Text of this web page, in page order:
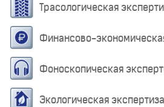
Трасологическая
Финансово-
Фоноскопическая
Экологическая экспертиза